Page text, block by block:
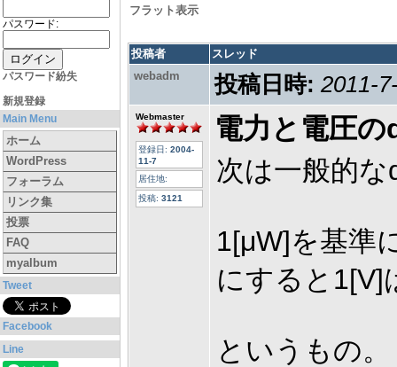
パスワード:
パスワード紛失
新規登録
Main Menu
ホーム
WordPress
フォーラム
リンク集
投票
FAQ
myalbum
Tweet
Facebook
Line
フラット表示
投稿者
スレッド
webadm
投稿日時: 2011-
Webmaster
登録日: 2004-
11-7
居住地:
投稿: 3121
電力と電圧の
次は一般的
1[μW]を基準
にすると1[V]
というもの。